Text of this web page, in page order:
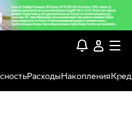
РасходыНакопления